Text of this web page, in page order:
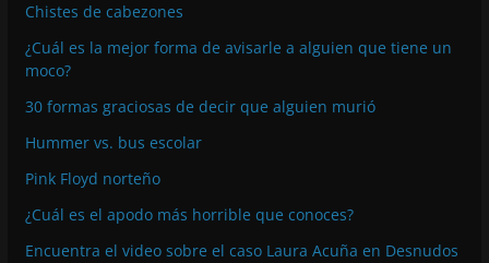
Chistes de cabezones
¿Cuál es la mejor forma de avisarle a alguien que tiene un
moco?
30 formas graciosas de decir que alguien murió
Hummer vs. bus escolar
Pink Floyd norteño
¿Cuál es el apodo más horrible que conoces?
Encuentra el video sobre el caso Laura Acuña en Desnudos